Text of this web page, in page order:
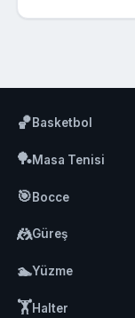
🏀Basketbol
🏓Masa Tenisi
🎯Bocce
🤼Güreş
🏊Yüzme
🏋️Halter